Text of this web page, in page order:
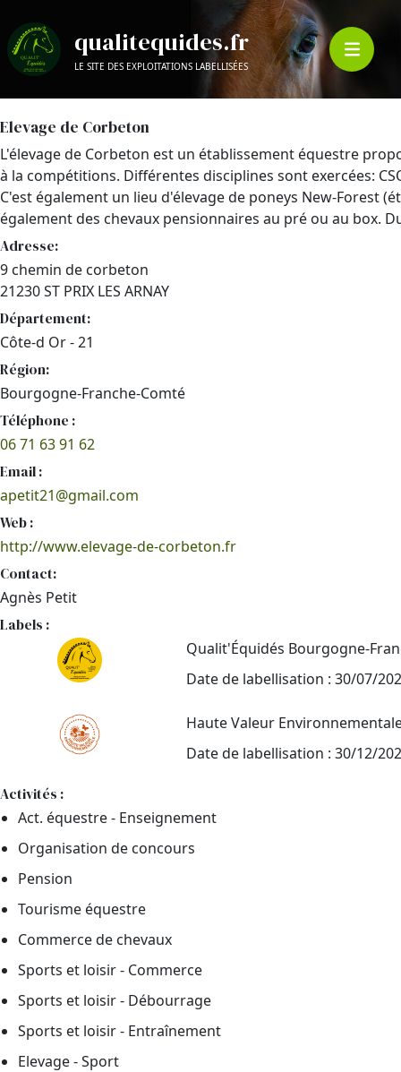
qualitequides.fr
LE SITE DES EXPLOITATIONS LABELLISÉES
Elevage de Corbeton
L'élevage de Corbeton est un établissement équestre
à la compétitions. Différentes disciplines sont exercées:
C'est également un lieu d'élevage de poneys New-Forest
également des chevaux pensionnaires au pré ou au box.
Adresse:
9 chemin de corbeton
21230 ST PRIX LES ARNAY
Département:
Côte-d Or - 21
Région:
Bourgogne-Franche-Comté
Téléphone :
06 71 63 91 62
Email :
apetit21@gmail.com
Web :
http://www.elevage-de-corbeton.fr
Contact:
Agnès Petit
Labels :
Qualit'Équidés Bourgogne-
Date de labellisation : 30/07/
Haute Valeur
Date de labellisation : 30/12/
Activités :
Act. équestre - Enseignement
Organisation de concours
Pension
Tourisme équestre
Commerce de chevaux
Sports et loisir - Commerce
Sports et loisir - Débourrage
Sports et loisir - Entraînement
Elevage - Sport